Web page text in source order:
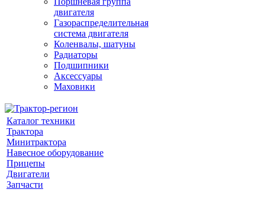
двигателя
Газораспределительная
система двигателя
Коленвалы, шатуны
Радиаторы
Подшипники
Аксессуары
Маховики
Каталог техники
Трактора
Минитрактора
Навесное оборудование
Прицепы
Двигатели
Запчасти